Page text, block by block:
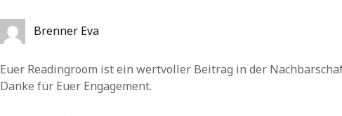
Brenner Eva
Euer Readingroom ist ein wertvoller Beitrag in der
Danke für Euer Engagement.